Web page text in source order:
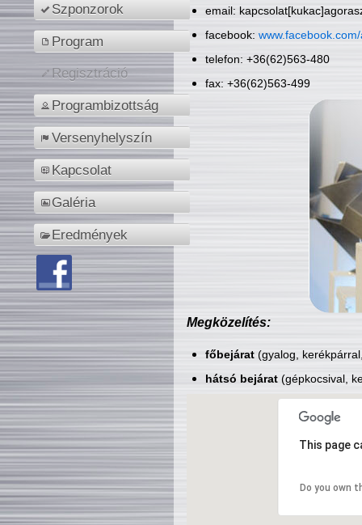
Szponzorok
Program
Regisztráció
Programbizottság
Versenyhelyszín
Kapcsolat
Galéria
Eredmények
email:
facebook:
telefon: +36(62)563-480
fax: +36(62)563-499
Megközelítés:
főbejárat(gyalog,
hátsó bejárat(gépkocsival,
This page
Do you own